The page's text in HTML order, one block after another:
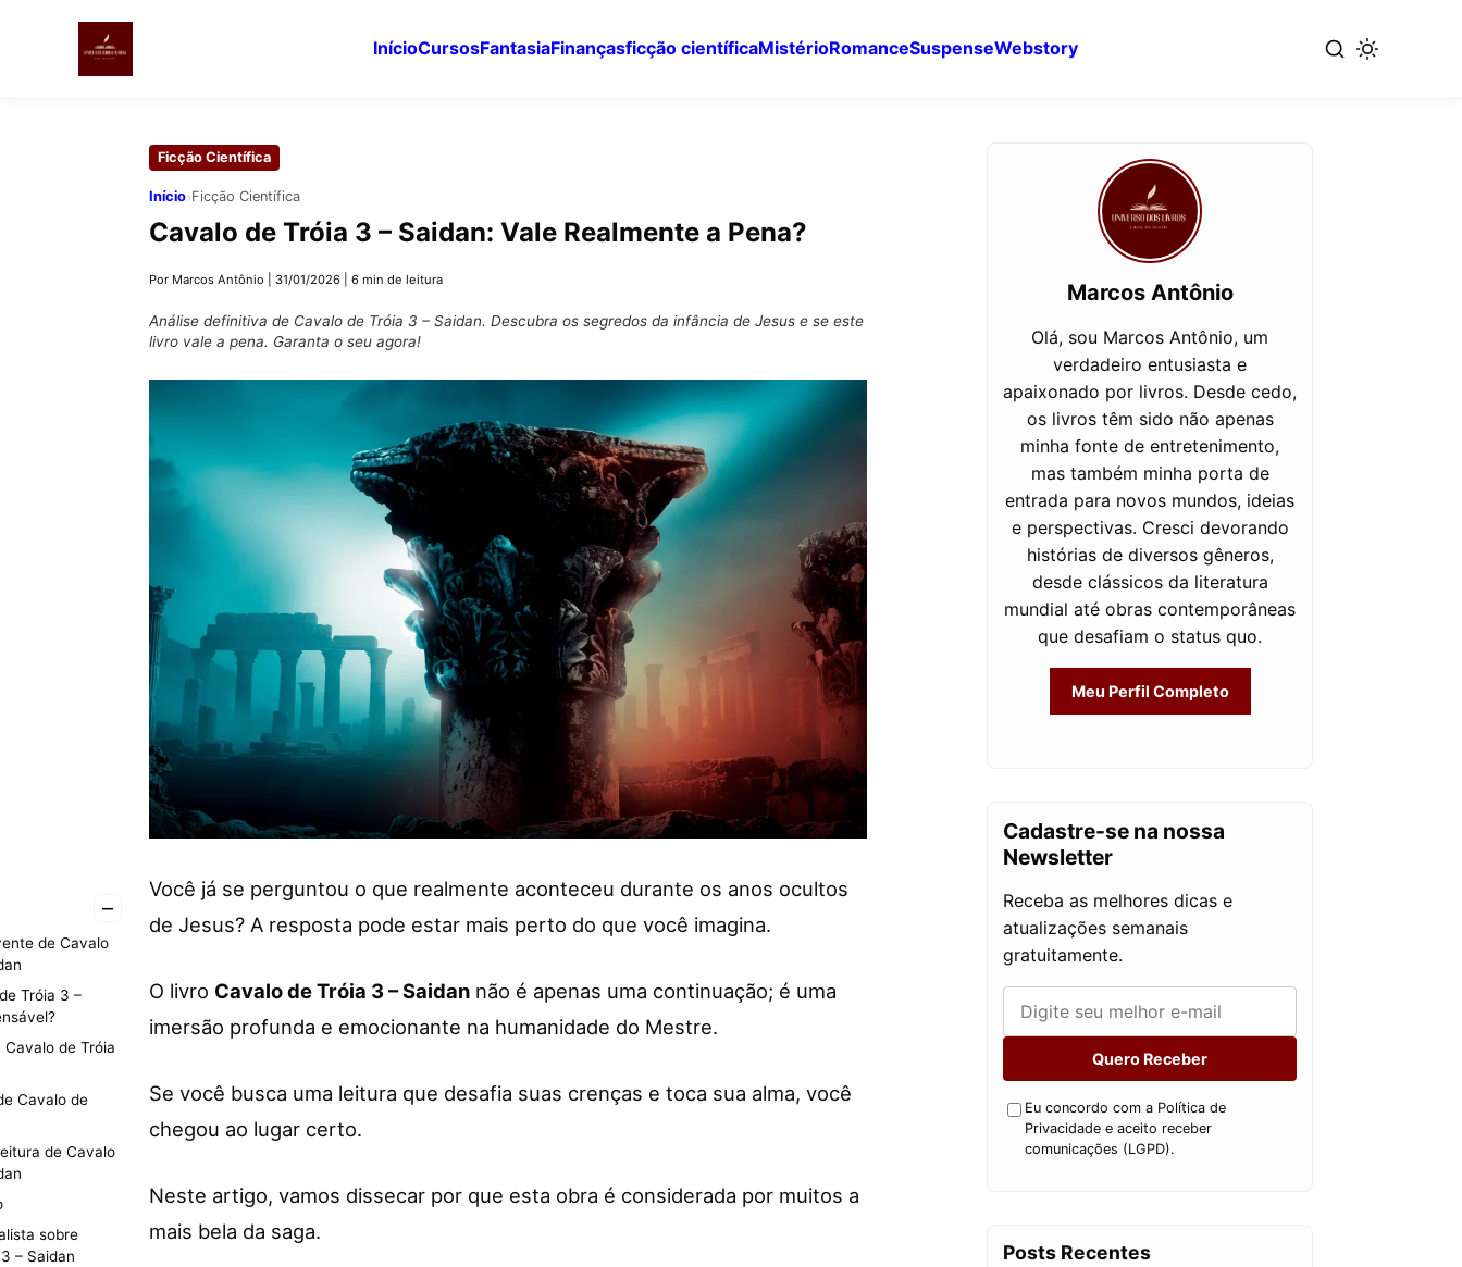
InícioCursosFantasiaFinançasficção científicaMistérioRomanceSuspenseWebstory
Ficção Científica
Início›Ficção Científica
Cavalo de Tróia 3 – Saidan: Vale Realmente a Pena?
Por Marcos Antônio 31/01/2026 6 min de leitura
Análise definitiva de Cavalo de Tróia 3 – Saidan. Descubra os segredos da infância de Jesus e se este
livro vale a pena. Garanta o seu agora!
–
de Cavalo
Tróia 3 –
de Tróia
Cavalo de
de Cavalo
sobre
– Saidan
Você já se perguntou o que realmente aconteceu durante os anos ocultos
de Jesus? A resposta pode estar mais perto do que você imagina.
O livro Cavalo de Tróia 3 – Saidan não é apenas uma continuação; é uma
imersão profunda e emocionante na humanidade do Mestre.
Se você busca uma leitura que desafia suas crenças e toca sua alma, você
chegou ao lugar certo.
Neste artigo, vamos dissecar por que esta obra é considerada por muitos a
mais bela da saga.
Marcos Antônio
Olá, sou Marcos Antônio, um
verdadeiro entusiasta e
apaixonado por livros. Desde cedo,
os livros têm sido não apenas
minha fonte de entretenimento,
mas também minha porta de
entrada para novos mundos, ideias
e perspectivas. Cresci devorando
histórias de diversos gêneros,
desde clássicos da literatura
mundial até obras contemporâneas
que desafiam o status quo.
Meu Perfil Completo
Cadastre-se na nossa
Newsletter
Receba as melhores dicas e
atualizações semanais
gratuitamente.
Quero Receber
Eu concordo com a Política de
Privacidade e aceito receber
comunicações (LGPD).
Posts Recentes